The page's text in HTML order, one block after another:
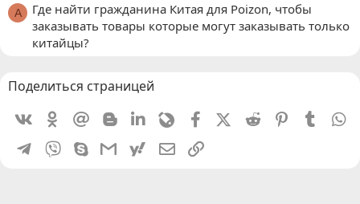
A
Где найти гражданина Китая для Poizon, чтобы
заказывать товары которые могут заказывать только
китайцы?
Поделиться страницей
VkontakteOdnoklassniki
Mail.ru BloggerLinkedin
LivejournalFacebookX (Twitter)
Reddit PinterestTumblr
Telegram
Viber SkypeGmailyahoomailЭлектронная почта